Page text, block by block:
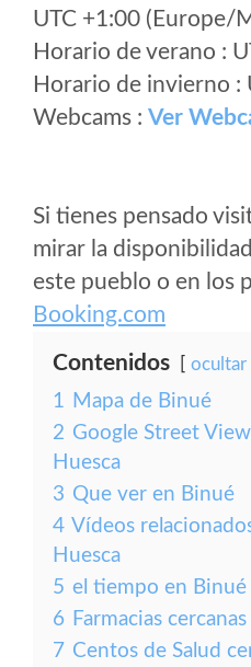
UTC +1:00 (Europe/
Horario de verano :
Horario de invierno :
Webcams : Ver
Si tienes pensado
mirar la
este pueblo o en los
Booking.com
Contenidos ocultar
1 Mapa de Binué
2 Google Street
Huesca
3 Que ver en Binué
4 Vídeos
Huesca
5 el tiempo en Binué
6 Farmacias
7 Centos de Salud